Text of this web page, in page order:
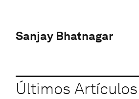
Sanjay Bhatnagar
Últimos Artículos